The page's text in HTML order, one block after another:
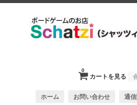
カートを見る
0
ホーム お問い合わせ 通